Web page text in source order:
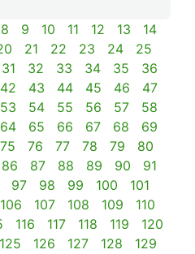
8 9 10 11 12 13
14
21 22 23 24
25
31 32 33 34 35
36
42 43 44 45 46
47
53 54 55 56 57
58
64 65 66 67 68
69
75 76 77 78 79
80
86 87 88 89 90
91
97 98 99 100
101
106 107 108 109
110
116 117 118 119
120
125 126 127 128
129